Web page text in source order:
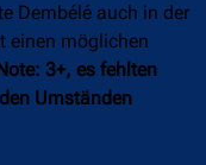
Dembélé auch in der
einen möglichen
3+, es fehlten
Umständen